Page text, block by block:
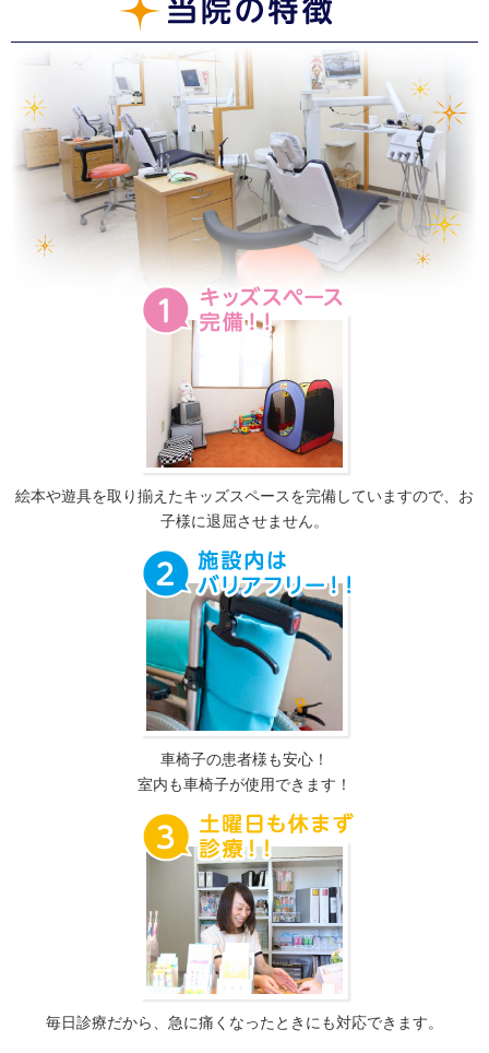
絵本や遊具を取り揃えたキッズスペースを完備していますので、お
子様に退屈させません。
車椅子の患者様も安心！
室内も車椅子が使用できます！
毎日診療だから、急に痛くなったときにも対応できます。